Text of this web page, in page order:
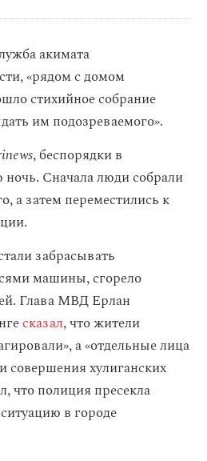
акимата
«рядом с домом
стихийное собрание
им подозреваемого».
, беспорядки в
ночь. Сначала люди собрали
а затем переместились к
забрасывать
машины, сгорело
Глава МВД Ерлан
сказал, что жители
а «отдельные лица
хулиганских
что полиция пресекла
в городе